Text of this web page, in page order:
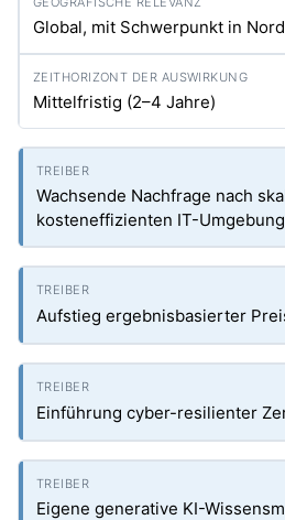
Global, mit Schwerpunkt in
Mittelfristig (2–4 Jahre)
Wachsende Nachfrage nach
kosteneffizienten IT-
Aufstieg ergebnisbasierter
Einführung cyber-resilienter
Eigene generative KI-